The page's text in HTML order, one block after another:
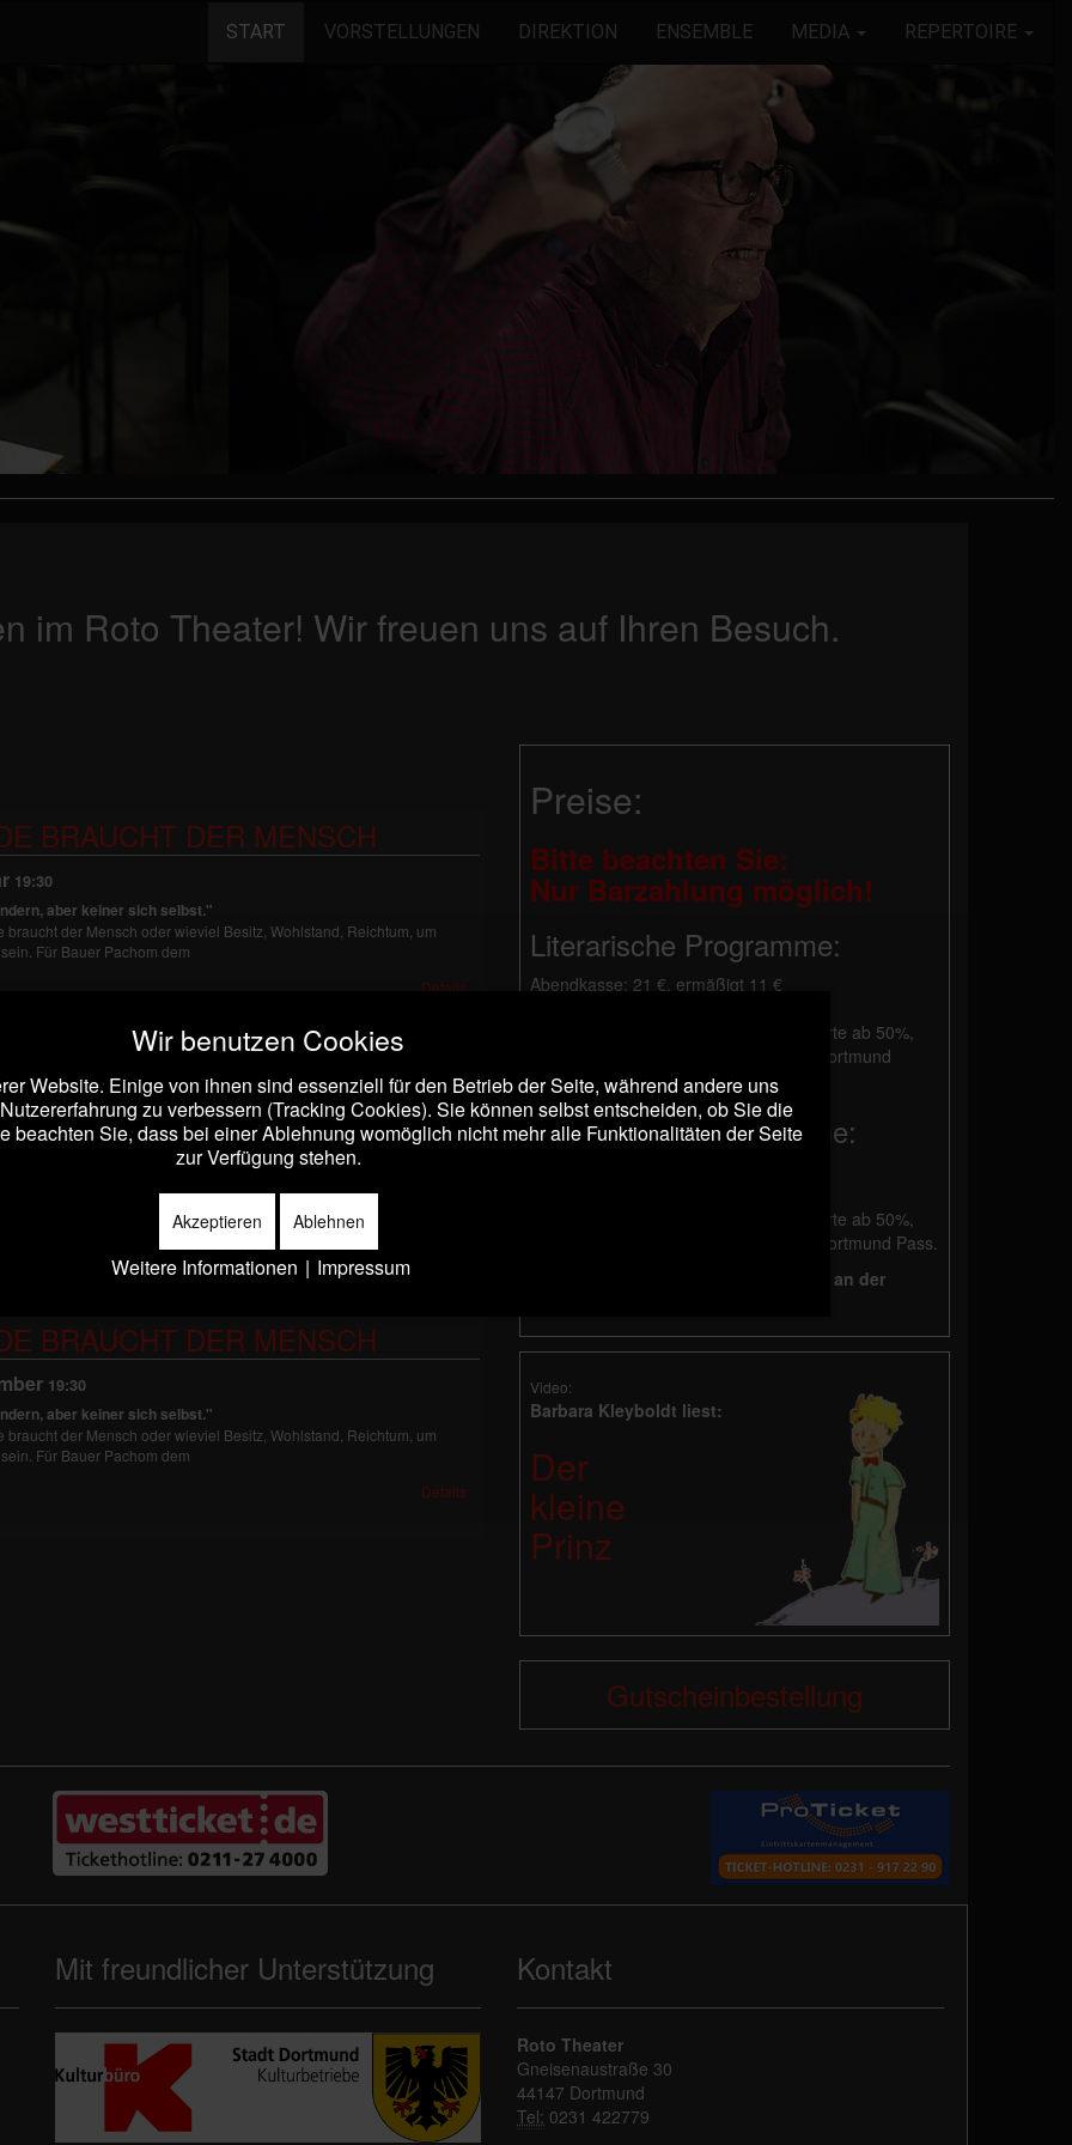
START VORSTELLUNGEN DIREKTION ENSEMBLE MEDIA REPERTOIRE
im Roto Theater! Wir freuen uns auf Ihren Besuch.
BRAUCHT DER MENSCH
19:30
aber keiner sich selbst."
braucht der Mensch oder wieviel Besitz, Wohlstand, Reichtum, um
Für Bauer Pachom dem
Details
ERDE BRAUCHT DER
braucht der Mensch oder wieviel Besitz, Wohlstand, Reichtum, um
Für Bauer Pachom dem
BRAUCHT DER MENSCH
19:30
aber keiner sich selbst."
braucht der Mensch oder wieviel Besitz, Wohlstand, Reichtum, um
Für Bauer Pachom dem
Details
Preise:
Bitte beachten Sie:
Nur Barzahlung möglich!
Literarische Programme:
Abendkasse: 21 €, ermäßigt 11 €
Die Ermäßigung gilt für Schwerbehinderte ab 50%,
Schüler, Studenten und Besucher mit Dortmund
Pass.
Musikalische Programme:
Die Ermäßigung gilt für Schwerbehinderte ab 50%,
Schüler, Studenten und Besucher mit Dortmund Pass.
Bei Vorverkauf erfolgt die Bezahlung an der
Video:
Barbara Kleyboldt liest:
Der
kleine
Prinz
Gutscheinbestellung
Mit freundlicher Unterstützung Kontakt
Roto Theater
Gneisenaustraße 30
44147 Dortmund
Tel: 0231 422779
Wir benutzen Cookies
Website. Einige von ihnen sind essenziell für den Betrieb der Seite, während andere uns
zu verbessern (Tracking Cookies). Sie können selbst entscheiden, ob Sie die
beachten Sie, dass bei einer Ablehnung womöglich nicht mehr alle Funktionalitäten der Seite
zur Verfügung stehen.
Akzeptieren Ablehnen
Weitere Informationen | Impressum